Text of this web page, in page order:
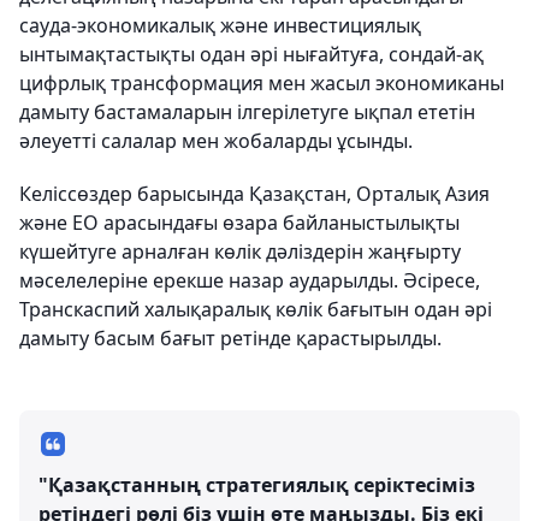
сауда-экономикалық және инвестициялық
ынтымақтастықты одан әрі нығайтуға, сондай-ақ
цифрлық трансформация мен жасыл экономиканы
дамыту бастамаларын ілгерілетуге ықпал ететін
әлеуетті салалар мен жобаларды ұсынды.
Келіссөздер барысында Қазақстан, Орталық Азия
және ЕО арасындағы өзара байланыстылықты
күшейтуге арналған көлік дәліздерін жаңғырту
мәселелеріне ерекше назар аударылды. Әсіресе,
Транскаспий халықаралық көлік бағытын одан әрі
дамыту басым бағыт ретінде қарастырылды.
"Қазақстанның стратегиялық серіктесіміз
ретіндегі рөлі біз үшін өте маңызды. Біз екі